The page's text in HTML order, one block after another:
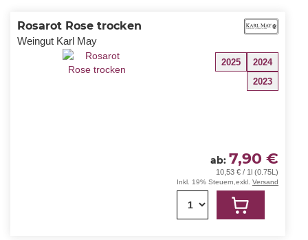
Rosarot Rose trocken
Weingut Karl May
2025
2024
2023
ab 7,90 €
10,53 € / 1l (0.75L)
Inkl. 19% Steuern exkl. Versand
1